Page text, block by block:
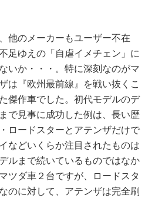
他のメーカーもユーザー不在
足ゆえの「自虐イメチェン」に
いか・・・。特に深刻なのがマ
は『欧州最前線』を戦い抜くこ
傑作車でした。初代モデルのデ
で見事に成功した例は、長い歴
ロードスターとアテンザだけで
などいくらか注目されたものは
ルまで続いているものではなか
ツダ車２台ですが、ロードスタ
のに対して、アテンザは完全刷